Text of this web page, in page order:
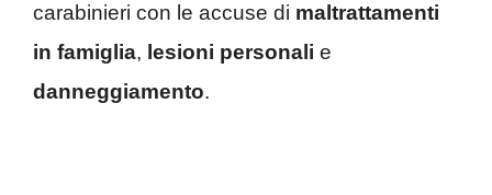
carabinieri con le accuse di maltrattamenti
in famiglia, lesioni personali e
danneggiamento.